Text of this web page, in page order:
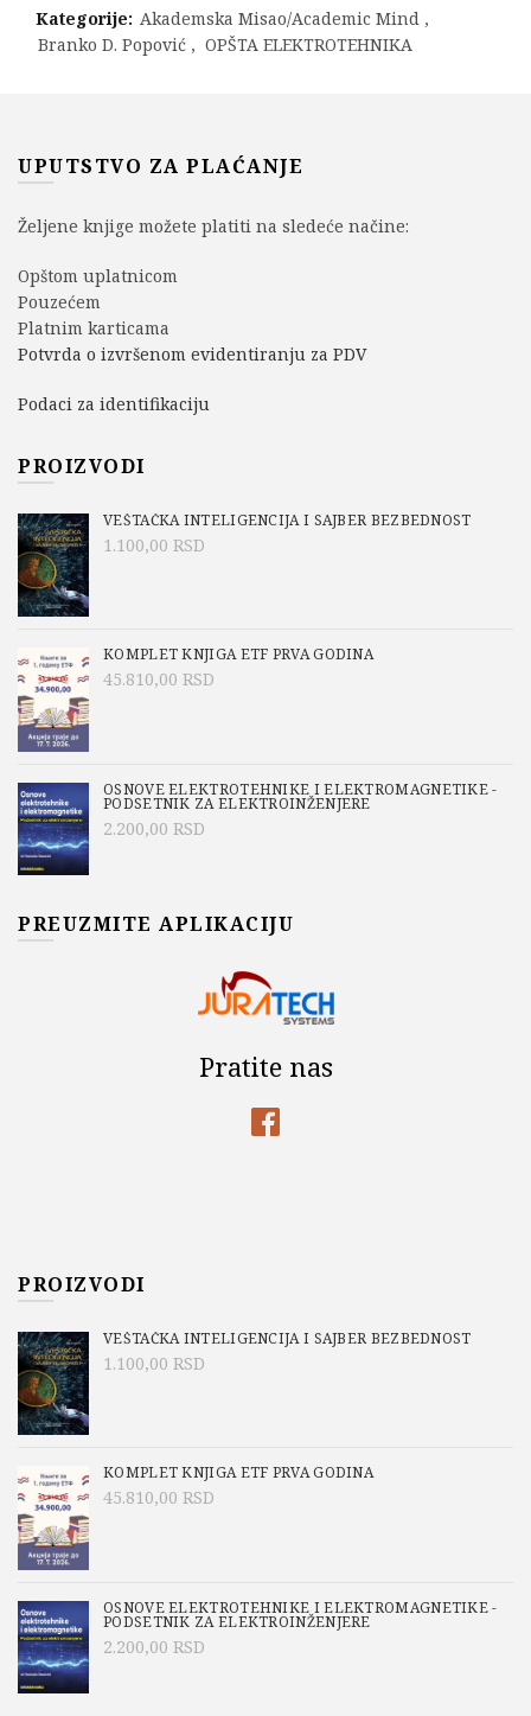
Kategorije: Akademska Misao/Academic Mind ,
Branko D. Popović , OPŠTA ELEKTROTEHNIKA
UPUTSTVO ZA PLAĆANJE
Željene knjige možete platiti na sledeće načine:
Opštom uplatnicom
Pouzećem
Platnim karticama
Potvrda o izvršenom evidentiranju za PDV
Podaci za identifikaciju
PROIZVODI
VEŠTAČKA INTELIGENCIJA I SAJBER BEZBEDNOST
1.100,00 RSD
KOMPLET KNJIGA ETF PRVA GODINA
45.810,00 RSD
OSNOVE ELEKTROTEHNIKE I ELEKTROMAGNETIKE -
PODSETNIK ZA ELEKTROINŽENJERE
2.200,00 RSD
PREUZMITE APLIKACIJU
Pratite nas
PROIZVODI
VEŠTAČKA INTELIGENCIJA I SAJBER BEZBEDNOST
1.100,00 RSD
KOMPLET KNJIGA ETF PRVA GODINA
45.810,00 RSD
OSNOVE ELEKTROTEHNIKE I ELEKTROMAGNETIKE -
PODSETNIK ZA ELEKTROINŽENJERE
2.200,00 RSD